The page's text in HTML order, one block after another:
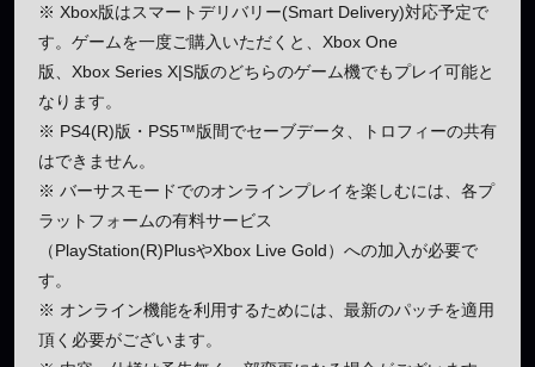
※ Xbox版はスマートデリバリー(Smart Delivery)対応予定で
す。ゲームを一度ご購入いただくと、Xbox One
版、Xbox Series X|S版のどちらのゲーム機でもプレイ可能と
なります。
※ PS4(R)版・PS5™版間でセーブデータ、トロフィーの共有
はできません。
※ バーサスモードでのオンラインプレイを楽しむには、各プ
ラットフォームの有料サービス
（PlayStation(R)PlusやXbox Live Gold）への加入が必要で
す。
※ オンライン機能を利用するためには、最新のパッチを適用
頂く必要がございます。